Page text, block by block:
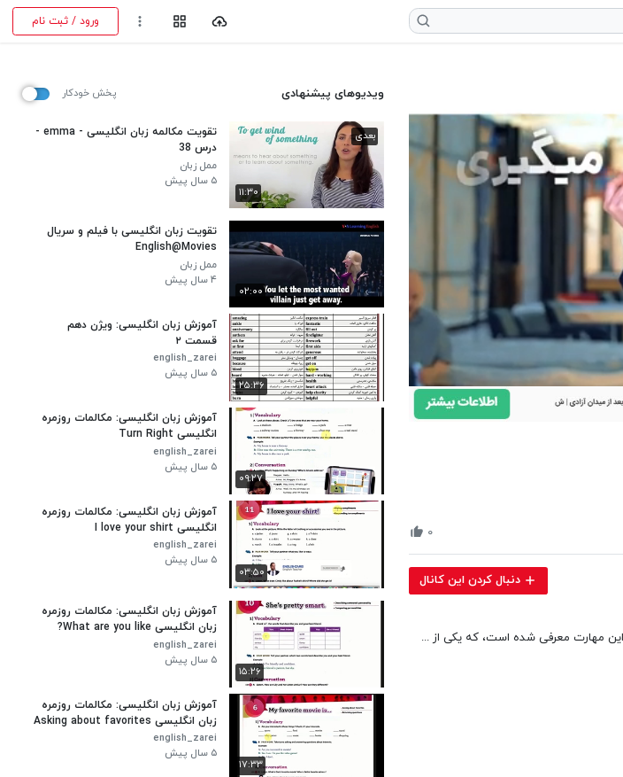
ورود / ثبت نام
۰
دنبال کردن این کانال
این مهارت معرفی شده است، که یکی از ...
ویدیوهای پیشنهادی پخش خودکار
۱۱:۳۰
بعدی
تقویت مکالمه زبان انگلیسی - emma -
درس 38
ممل زبان
۵ سال پیش
۰۲:۰۰
تقویت زبان انگلیسی با فیلم و سریال
English@Movies
ممل زبان
۴ سال پیش
۲۵:۳۶
آموزش زبان انگلیسی: ویژن دهم
قسمت ۲
english_zarei
۵ سال پیش
۰۹:۲۷
آموزش زبان انگلیسی: مکالمات روزمره
انگلیسی Turn Right
english_zarei
۵ سال پیش
۰۳:۵۰
آموزش زبان انگلیسی: مکالمات روزمره
انگلیسی I love your shirt
english_zarei
۵ سال پیش
۱۵:۲۶
آموزش زبان انگلیسی: مکالمات روزمره
زبان انگلیسی What are you like?
english_zarei
۵ سال پیش
۱۷:۳۳
آموزش زبان انگلیسی: مکالمات روزمره
زبان انگلیسی Asking about favorites
english_zarei
۵ سال پیش